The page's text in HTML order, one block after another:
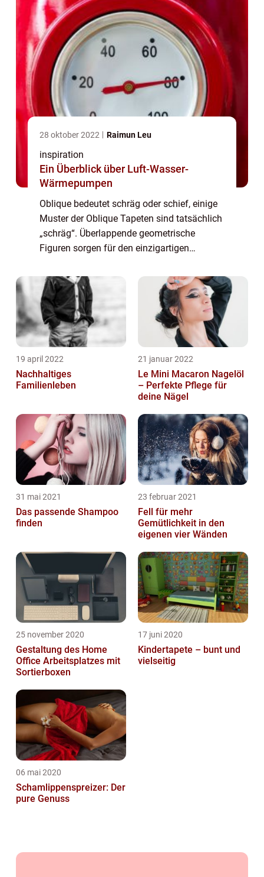
28 oktober 2022 Raimun Leu
inspiration
Ein Überblick über Luft-Wasser-
Wärmepumpen
Oblique bedeutet schräg oder schief, einige
Muster der Oblique Tapeten sind tatsächlich
„schräg“. Überlappende geometrische
Figuren sorgen für den einzigartigen
Oblique finden Sie in der Kollektion
Monochro...
19 april 2022
Nachhaltiges
Familienleben
21 januar 2022
Le Mini Macaron Nagelöl
– Perfekte Pflege für
deine Nägel
31 mai 2021
Das passende Shampoo
finden
23 februar 2021
Fell für mehr
Gemütlichkeit in den
eigenen vier Wänden
25 november 2020
Gestaltung des Home
Office Arbeitsplatzes mit
Sortierboxen
17 juni 2020
Kindertapete – bunt und
vielseitig
06 mai 2020
Schamlippenspreizer: Der
pure Genuss